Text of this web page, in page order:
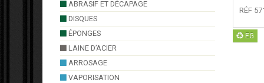
ABRASIF ET DÉCAPAGE
DISQUES
ÉPONGES
LAINE D’ACIER
ARROSAGE
VAPORISATION
RÉF
EG